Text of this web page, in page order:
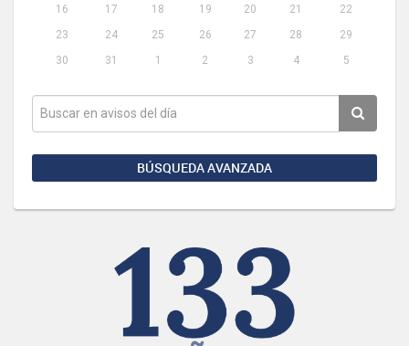
16
17 18 19 20 21
22
23
24 25 26 27 28
29
30
31 1 2 3 4 5
BÚSQUEDA AVANZADA